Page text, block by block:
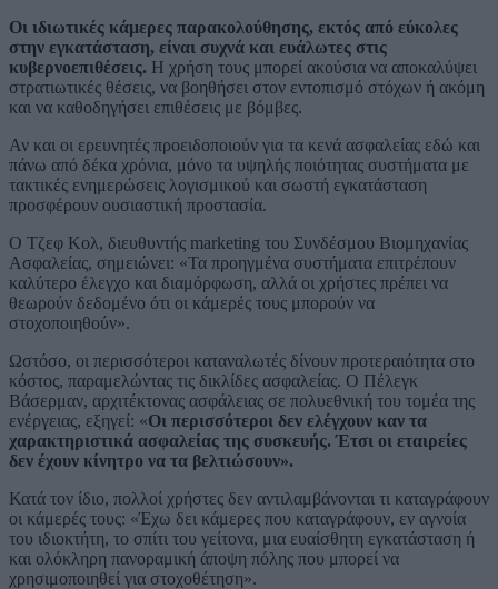
Οι ιδιωτικές κάμερες παρακολούθησης, εκτός από εύκολες
στην εγκατάσταση, είναι συχνά και ευάλωτες στις
κυβερνοεπιθέσεις. Η χρήση τους μπορεί ακούσια να αποκαλύψει
στρατιωτικές θέσεις, να βοηθήσει στον εντοπισμό στόχων ή ακόμη
και να καθοδηγήσει επιθέσεις με βόμβες.
Αν και οι ερευνητές προειδοποιούν για τα κενά ασφαλείας εδώ και
πάνω από δέκα χρόνια, μόνο τα υψηλής ποιότητας συστήματα με
τακτικές ενημερώσεις λογισμικού και σωστή εγκατάσταση
προσφέρουν ουσιαστική προστασία.
Ο Τζεφ Κολ, διευθυντής marketing του Συνδέσμου Βιομηχανίας
Ασφαλείας, σημειώνει: «Τα προηγμένα συστήματα επιτρέπουν
καλύτερο έλεγχο και διαμόρφωση, αλλά οι χρήστες πρέπει να
θεωρούν δεδομένο ότι οι κάμερές τους μπορούν να
στοχοποιηθούν».
Ωστόσο, οι περισσότεροι καταναλωτές δίνουν προτεραιότητα στο
κόστος, παραμελώντας τις δικλίδες ασφαλείας. Ο Πέλεγκ
Βάσερμαν, αρχιτέκτονας ασφάλειας σε πολυεθνική του τομέα της
ενέργειας, εξηγεί: «Οι περισσότεροι δεν ελέγχουν καν τα
χαρακτηριστικά ασφαλείας της συσκευής. Έτσι οι εταιρείες
δεν έχουν κίνητρο να τα βελτιώσουν».
Κατά τον ίδιο, πολλοί χρήστες δεν αντιλαμβάνονται τι καταγράφουν
οι κάμερές τους: «Έχω δει κάμερες που καταγράφουν, εν αγνοία
του ιδιοκτήτη, το σπίτι του γείτονα, μια ευαίσθητη εγκατάσταση ή
και ολόκληρη πανοραμική άποψη πόλης που μπορεί να
χρησιμοποιηθεί για στοχοθέτηση».